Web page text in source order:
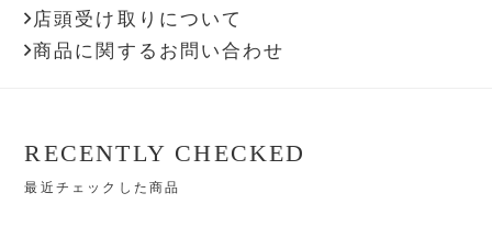
店頭受け取りについて
商品に関するお問い合わせ
RECENTLY CHECKED
最近チェックした商品